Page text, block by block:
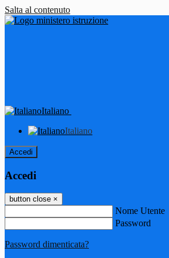
Salta al contenuto
Italiano
Italiano
Accedi
Accedi
button close ×
Nome Utente
Password
Password dimenticata?